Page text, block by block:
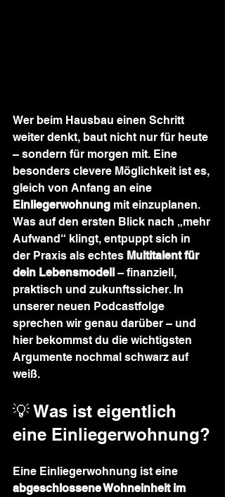
Wer beim Hausbau einen Schritt
weiter denkt, baut nicht nur für heute
– sondern für morgen mit. Eine
besonders clevere Möglichkeit ist es,
gleich von Anfang an eine
Einliegerwohnung mit einzuplanen.
Was auf den ersten Blick nach „mehr
Aufwand“ klingt, entpuppt sich in
der Praxis als echtes Multitalent für
dein Lebensmodell – finanziell,
praktisch und zukunftssicher. In
unserer neuen Podcastfolge
sprechen wir genau darüber – und
hier bekommst du die wichtigsten
Argumente nochmal schwarz auf
weiß.
💡 Was ist eigentlich
eine Einliegerwohnung?
Eine Einliegerwohnung ist eine
abgeschlossene Wohneinheit im